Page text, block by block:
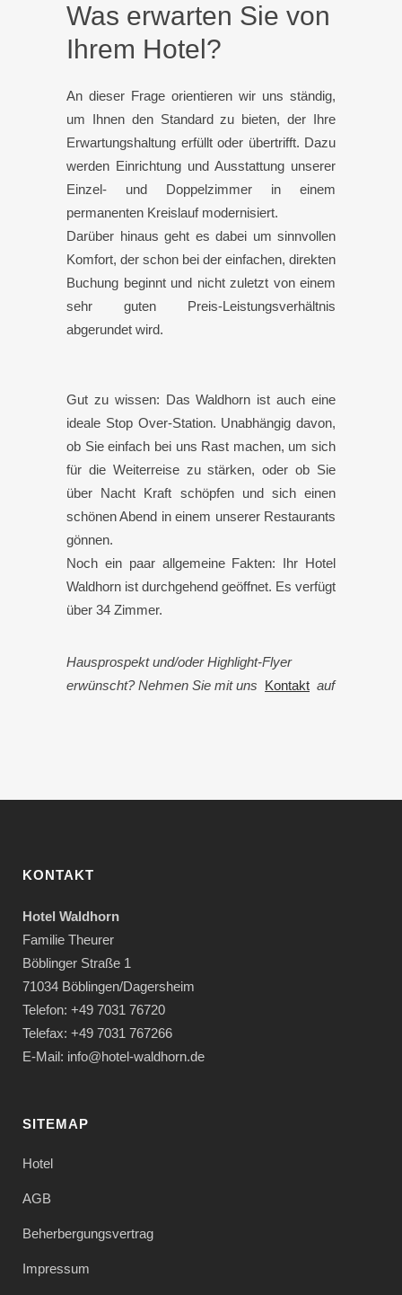
Was erwarten Sie von
Ihrem Hotel?
An dieser Frage orientieren wir uns ständig,
um Ihnen den Standard zu bieten, der Ihre
Erwartungshaltung erfüllt oder übertrifft. Dazu
werden Einrichtung und Ausstattung unserer
Einzel- und Doppelzimmer in einem
permanenten Kreislauf modernisiert.
Darüber hinaus geht es dabei um sinnvollen
Komfort, der schon bei der einfachen, direkten
Buchung beginnt und nicht zuletzt von einem
sehr guten Preis-Leistungsverhältnis
abgerundet wird.
Gut zu wissen: Das Waldhorn ist auch eine
ideale Stop Over-Station. Unabhängig davon,
ob Sie einfach bei uns Rast machen, um sich
für die Weiterreise zu stärken, oder ob Sie
über Nacht Kraft schöpfen und sich einen
schönen Abend in einem unserer Restaurants
gönnen.
Noch ein paar allgemeine Fakten: Ihr Hotel
Waldhorn ist durchgehend geöffnet. Es verfügt
über 34 Zimmer.
Hausprospekt und/oder Highlight-Flyer
erwünscht? Nehmen Sie mit uns Kontakt auf
KONTAKT
Hotel Waldhorn
Familie Theurer
Böblinger Straße 1
71034 Böblingen/Dagersheim
Telefon: +49 7031 76720
Telefax: +49 7031 767266
E-Mail: info@hotel-waldhorn.de
SITEMAP
Hotel
AGB
Beherbergungsvertrag
Impressum